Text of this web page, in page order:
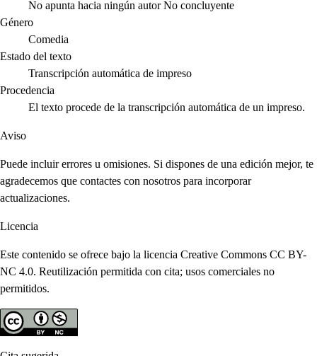
No apunta hacia ningún autor No concluyente
Género
Comedia
Estado del texto
Transcripción automática de impreso
Procedencia
El texto procede de la transcripción automática de un impreso.
Aviso
Puede incluir errores u omisiones. Si dispones de una edición mejor, te
agradecemos que contactes con nosotros para incorporar
actualizaciones.
Licencia
Este contenido se ofrece bajo la licencia Creative Commons CC BY-
NC 4.0. Reutilización permitida con cita; usos comerciales no
permitidos.